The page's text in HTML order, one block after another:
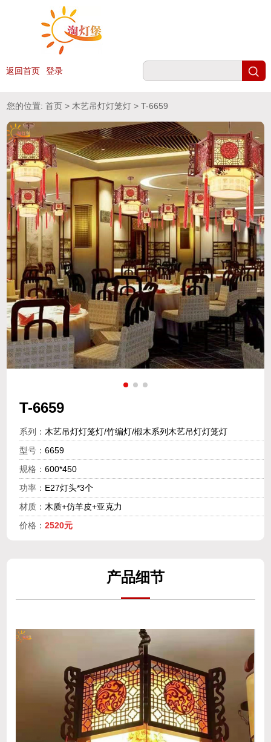
返回首页 登录
您的位置:首页 > 木艺吊灯灯笼灯 > T-6659
T-6659
系列： 木艺吊灯灯笼灯/竹编灯/椴木系列木艺吊灯灯笼灯
型号： 6659
规格： 600*450
功率： E27灯头*3个
材质： 木质+仿羊皮+亚克力
价格： 2520元
产品细节